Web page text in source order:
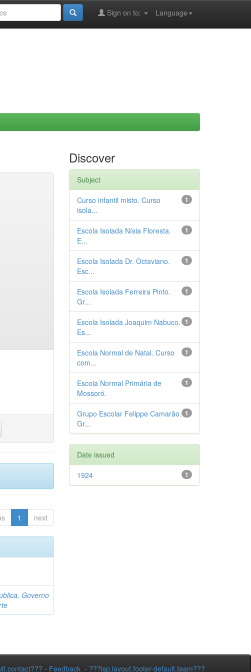
Language
Sign on to:
1 next
Governo
Discover
Subject
1
Curso infantil misto. Curso
isola...
1
Escola Isolada Nísia Floresta.
E...
1
Escola Isolada Dr. Octaviano.
Esc...
1
Escola Isolada Ferreira Pinto.
Gr...
1
Escola Isolada Joaquim Nabuco.
Es...
1
Escola Normal de Natal. Curso
com...
1
Escola Normal Primária de
Mossoró.
1
Grupo Escolar Felippe Camarão.
Gr...
Date issued
1
1924
- Feedback - ???jsp.layout.footer-default.team???